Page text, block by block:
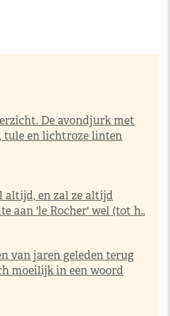
De avondjurk met
tule en lichtroze linten
altijd, en zal ze altijd
aan 'le Rocher' wel (tot h..
van jaren geleden terug
moeilijk in een woord